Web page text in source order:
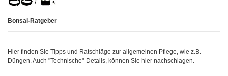
Bonsai-Ratgeber
Hier finden Sie Tipps und Ratschläge zur allgemeinen Pflege, wie z.B.
Düngen. Auch "Technische"-Details, können Sie hier nachschlagen.